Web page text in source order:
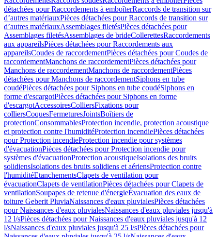
détachées pour Raccordements à emboîterRaccords de transition sur
d’autres matériauxPièces détachées pour Raccords de transition sur
d’autres matériauxAssemblages filetésPièces détachées pour
Assemblages filetésAssemblages de brideCollerettesRaccordements
aux appareilsPièces détachées pour Raccordements aux
appareilsCoudes de raccordementPièces détachées pour Coudes de
raccordementManchons de raccordementPièces détachées pour
Manchons de raccordementManchons de raccordementPièces
détachées pour Manchons de raccordementSiphons en tube
coudéPièces détachées pour Siphons en tube coudéSiphons en
forme d'escargotPièces détachées pour Siphons en forme
d'escargotAccessoiresColliersFixations pour
colliersCoquesFermeturesJointsBoîtiers de
protectionConsommablesProtection incendie, protection acoustique
et protection contre l'humiditéProtection incendiePièces détachées
pour Protection incendieProtection incendie pour systèmes
d'évacuationPièces détachées pour Protection incendie pour
systèmes d'évacuationProtection acoustiqueIsolations des bruits
solidiensIsolations des bruits solidiens et aériensProtection contre
l'humiditéEtanchementsClapets de ventilation pour
évacuationClapets de ventilationPièces détachées pour Clapets de
ventilationSoupapes de retenue d'énergieÉvacuation des eaux de
toiture Geberit PluviaNaissances d'eaux pluvialesPièces détachées
pour Naissances d'eaux pluvialesNaissances d'eaux pluviales jusqu'à
12 l/sPièces détachées pour Naissances d'eaux pluviales jusqu'à 12
l/sNaissances d'eaux pluviales jusqu'à 25 l/sPièces détachées pour